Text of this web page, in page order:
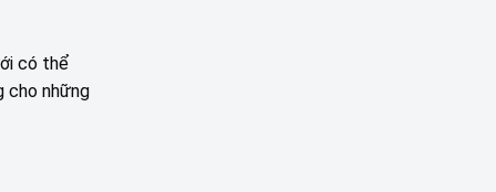
có thể
cho những